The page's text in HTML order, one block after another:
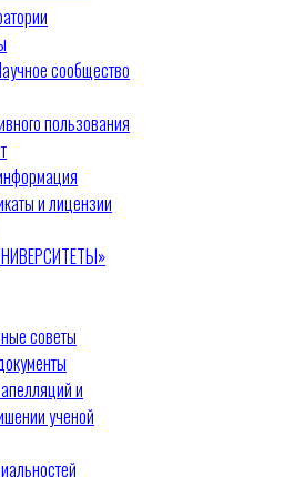
сообщество
пользования
и лицензии
советы
и
ученой